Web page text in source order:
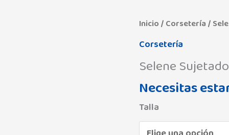
Inicio/Corsetería/
Corsetería
Selene
Necesitas
Talla
Selene
Sujetador
Copa
B